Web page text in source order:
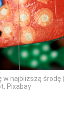
najbliższą środę
Pixabay